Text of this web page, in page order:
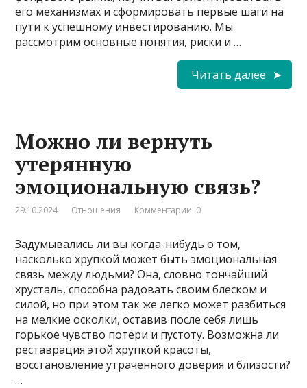
его механизмах и сформировать первые шаги на
пути к успешному инвестированию. Мы
рассмотрим основные понятия, риски и …
Читать далее
Можно ли вернуть
утерянную
эмоциональную связь?
29.10.2024 Отношения Комментарии: 0
Задумывались ли вы когда-нибудь о том,
насколько хрупкой может быть эмоциональная
связь между людьми? Она, словно тончайший
хрусталь, способна радовать своим блеском и
силой, но при этом так же легко может разбиться
на мелкие осколки, оставив после себя лишь
горькое чувство потери и пустоту. Возможна ли
реставрация этой хрупкой красоты,
восстановление утраченного доверия и близости?
…